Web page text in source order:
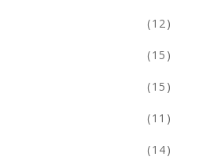
(12)
(15)
(15)
(11)
(14)